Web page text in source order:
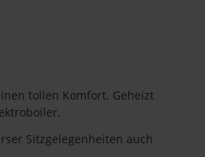
tollen Komfort. Geheizt
Sitzgelegenheiten auch